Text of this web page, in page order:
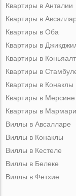
Квартиры в Анталии
Квартиры в
Квартиры в Оба
Квартиры в
Квартиры в
Квартиры в
Квартиры в Конаклы
Квартиры в Мерсине
Квартиры в
Виллы в Авсалларе
Виллы в Конаклы
Виллы в Кестеле
Виллы в Белеке
Виллы в Фетхие